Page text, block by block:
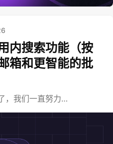
内搜索功能（按
箱和更智能的批
，我们一直努力…